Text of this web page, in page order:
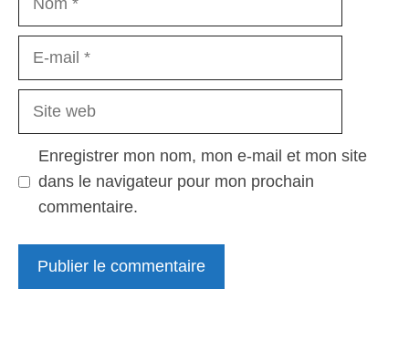
Site
Enregistrer mon nom, mon e-mail et mon site
dans le navigateur pour mon prochain
commentaire.